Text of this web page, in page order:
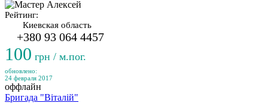
Рейтинг:
Киевская область
+380 93 064 4457
100 грн / м.пог.
обновлено:
24 февраля 2017
оффлайн
Бригада "Віталій"